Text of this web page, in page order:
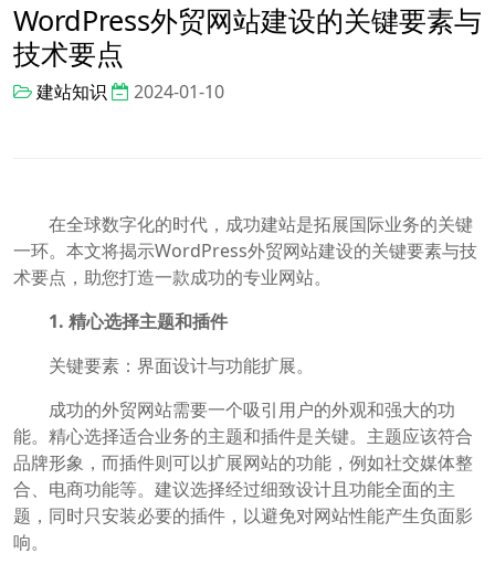
WordPress外贸网站建设的关键要素与
技术要点
建站知识 2024-01-10
在全球数字化的时代，成功建站是拓展国际业务的关键
一环。本文将揭示WordPress外贸网站建设的关键要素与技
术要点，助您打造一款成功的专业网站。
1. 精心选择主题和插件
关键要素：界面设计与功能扩展。
成功的外贸网站需要一个吸引用户的外观和强大的功
能。精心选择适合业务的主题和插件是关键。主题应该符合
品牌形象，而插件则可以扩展网站的功能，例如社交媒体整
合、电商功能等。建议选择经过细致设计且功能全面的主
题，同时只安装必要的插件，以避免对网站性能产生负面影
响。